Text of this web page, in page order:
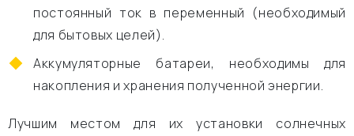
постоянный ток в переменный (необходимый
для бытовых целей).
Аккумуляторные батареи, необходимы для
накопления и хранения полученной энергии.
Лучшим местом для их установки солнечных